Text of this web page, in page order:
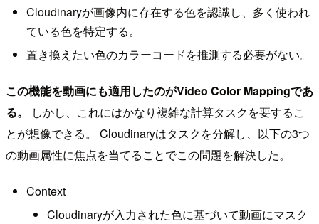
Cloudinaryが画像内に存在する色を認識し、多く使われ
ている色を特定する。
置き換えたい色のカラーコードを推測する必要がない。
この機能を動画にも適用したのがVideo Color Mappingであ
る。
しかし、これにはかなり複雑な計算タスクを要するこ
とが想像できる。 Cloudinaryはタスクを分解し、以下の3つ
の動画属性に焦点を当てることでこの問題を解決した。
Context
Cloudinaryが入力された色に基づいて動画にマスク